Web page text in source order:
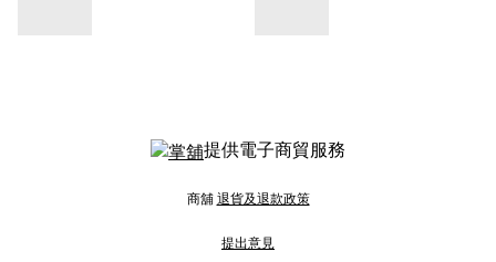
提供電子商貿服務
商舖 退貨及退款政策
提出意見